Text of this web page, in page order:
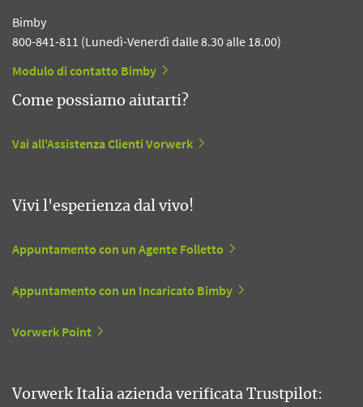
Bimby
800-841-811 (Lunedì-Venerdì dalle 8.30 alle 18.00)
Modulo di contatto Bimby
Come possiamo aiutarti?
Vai all'Assistenza Clienti Vorwerk
Vivi l'esperienza dal vivo!
Appuntamento con un Agente Folletto
Appuntamento con un Incaricato Bimby
Vorwerk Point
Vorwerk Italia azienda verificata Trustpilot: